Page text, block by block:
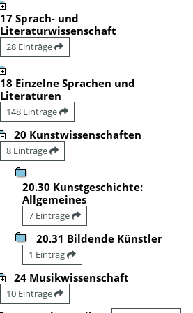
17 Sprach- und
Literaturwissenschaft
28 Einträge
18 Einzelne Sprachen und
Literaturen
148 Einträge
20 Kunstwissenschaften
8 Einträge
20.30 Kunstgeschichte:
Allgemeines
7 Einträge
20.31 Bildende Künstler
1 Eintrag
24 Musikwissenschaft
10 Einträge